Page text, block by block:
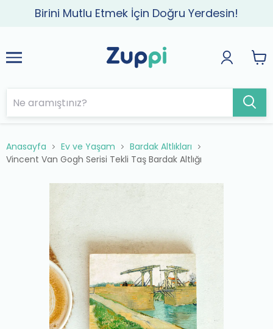
Birini Mutlu Etmek İçin Doğru Yerdesin!
Anasayfa Ev ve Yaşam
Bardak Altlıkları
Vincent Van Gogh Serisi Tekli Taş Bardak Altlığı